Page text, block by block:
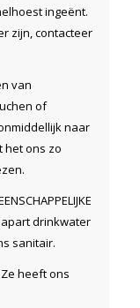
ingeënt.
zijn, contacteer
van
of
naar
het ons zo
drinkwater
sanitair.
heeft ons